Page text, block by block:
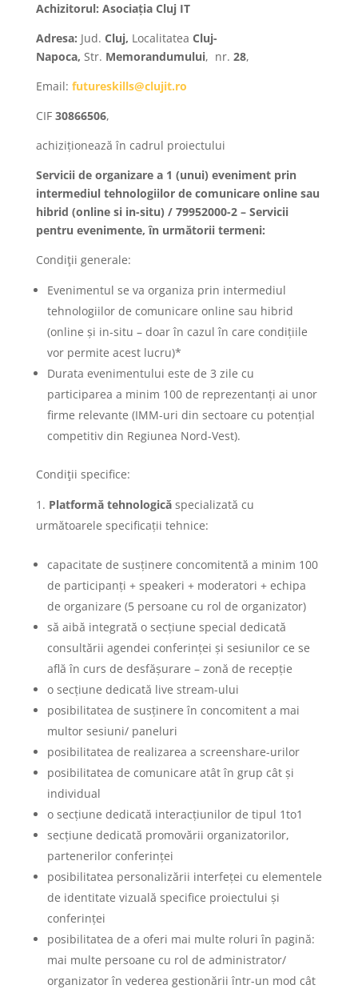
Achizitorul: Asociația Cluj IT
Adresa: Jud. Cluj, Localitatea Cluj-
Napoca, Str. Memorandumului, nr. 28,
Email: futureskills@clujit.ro
CIF 30866506,
achiziționează în cadrul proiectului
Servicii de organizare a 1 (unui) eveniment prin
intermediul tehnologiilor de comunicare online sau
hibrid (online si in-situ) / 79952000-2 – Servicii
pentru evenimente, în următorii termeni:
Condiţii generale:
Evenimentul se va organiza prin intermediul
tehnologiilor de comunicare online sau hibrid
(online și in-situ – doar în cazul în care condițiile
vor permite acest lucru)*
Durata evenimentului este de 3 zile cu
participarea a minim 100 de reprezentanți ai unor
firme relevante (IMM-uri din sectoare cu potențial
competitiv din Regiunea Nord-Vest).
Condiţii specifice:
Platformă tehnologicăspecializată cu
următoarele specificații tehnice:
capacitate de susținere concomitentă a minim 100
de participanți + speakeri + moderatori + echipa
de organizare (5 persoane cu rol de organizator)
să aibă integrată o secțiune special dedicată
consultării agendei conferinței și sesiunilor ce se
află în curs de desfășurare – zonă de recepție
o secțiune dedicată live stream-ului
posibilitatea de susținere în concomitent a mai
multor sesiuni/ paneluri
posibilitatea de realizarea a screenshare-urilor
posibilitatea de comunicare atât în grup cât și
individual
o secțiune dedicată interacțiunilor de tipul 1to1
secțiune dedicată promovării organizatorilor,
partenerilor conferinței
posibilitatea personalizării interfeței cu elementele
de identitate vizuală specifice proiectului și
conferinței
posibilitatea de a oferi mai multe roluri în pagină:
mai multe persoane cu rol de administrator/
organizator în vederea gestionării într-un mod cât